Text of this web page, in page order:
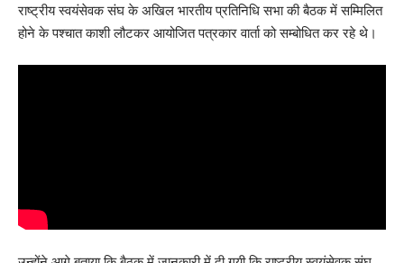
राष्ट्रीय स्वयंसेवक संघ के अखिल भारतीय प्रतिनिधि सभा की बैठक में सम्मिलित
होने के पश्चात काशी लौटकर आयोजित पत्रकार वार्ता को सम्बोधित कर रहे थे।